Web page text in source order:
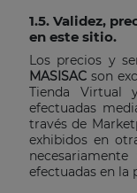
1.5. Validez,
en este sitio.
Los precios y
MASISAC son
Tienda Virtual
efectuadas
través de
exhibidos en
efectuadas en la